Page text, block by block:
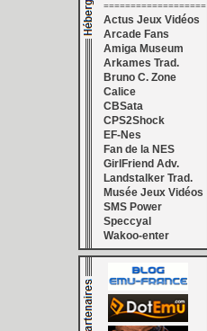
===================
Actus Jeux Vidéos
Arcade Fans
Amiga Museum
Arkames Trad.
Bruno C. Zone
Calice
CBSata
CPS2Shock
EF-Nes
Fan de la NES
GirlFriend Adv.
Landstalker Trad.
Musée Jeux Vidéos
SMS Power
Speccyal
Wakoo-enter